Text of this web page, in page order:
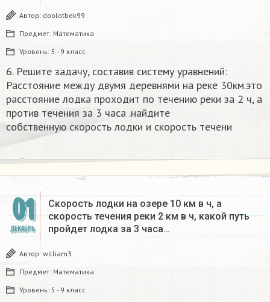
Автор: doolotbek99
Предмет: Математика
Уровень: 5 - 9 класс
6. Решите задачу, составив систему уравнений:
Расстояние между двумя деревнями на реке 30км.это
расстояние лодка проходит по течению реки за 2 ч, а
против течения за 3 часа .найдите
собственную скорость лодки и скорость течени​
01
ДЕКАБРЬ
Скорость лодки на озере 10 км в ч, а
скорость течения реки 2 км в ч, какой путь
пройдет лодка за 3 часа…
Автор: william3
Предмет: Математика
Уровень: 5 - 9 класс